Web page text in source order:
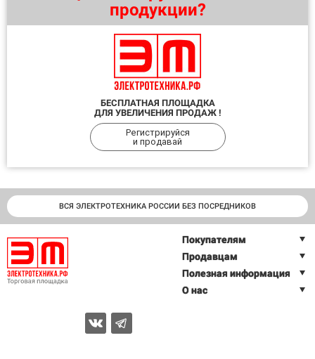
продукции?
БЕСПЛАТНАЯ ПЛОЩАДКА
ДЛЯ УВЕЛИЧЕНИЯ ПРОДАЖ !
Регистрируйся
и продавай
ВСЯ ЭЛЕКТРОТЕХНИКА РОССИИ БЕЗ ПОСРЕДНИКОВ
Покупателям
Продавцам
Полезная информация
О нас